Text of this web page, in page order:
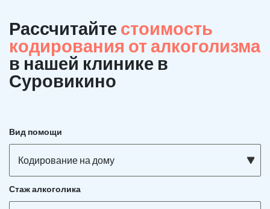
Рассчитайте стоимость
кодирования от алкоголизма
в нашей клинике в
Суровикино
Вид помощи
Кодирование на дому
Стаж алкоголика